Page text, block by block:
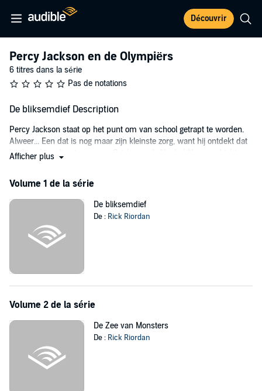
Découvrir
Percy Jackson en de Olympiërs
6 titres dans la série
Pas de notations
De bliksemdief Description
Percy Jackson staat op het punt om van school getrapt te worden.
Alweer... Een dat is nog maar zijn kleinste zorg, want hij ontdekt dat
hij de nakomeling is van een Griekse god. Als de bliksemschicht van
op de Olympus.
©2011 Uitgeverij Unieboek / Het Spectrum (P)2020 Uitgeverij
Unieboek / Het Spectrum
Afficher plus
Volume 1 de la série
De bliksemdief
De : Rick Riordan
Volume 2 de la série
De Zee van Monsters
De : Rick Riordan